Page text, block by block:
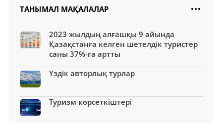
ТАНЫМАЛ МАҚАЛАЛАР
2023 жылдың алғашқы 9 айында
Қазақстанға келген шетелдік туристер
саны 37%-ға артты
Үздік авторлық турлар
Туризм көрсеткіштері